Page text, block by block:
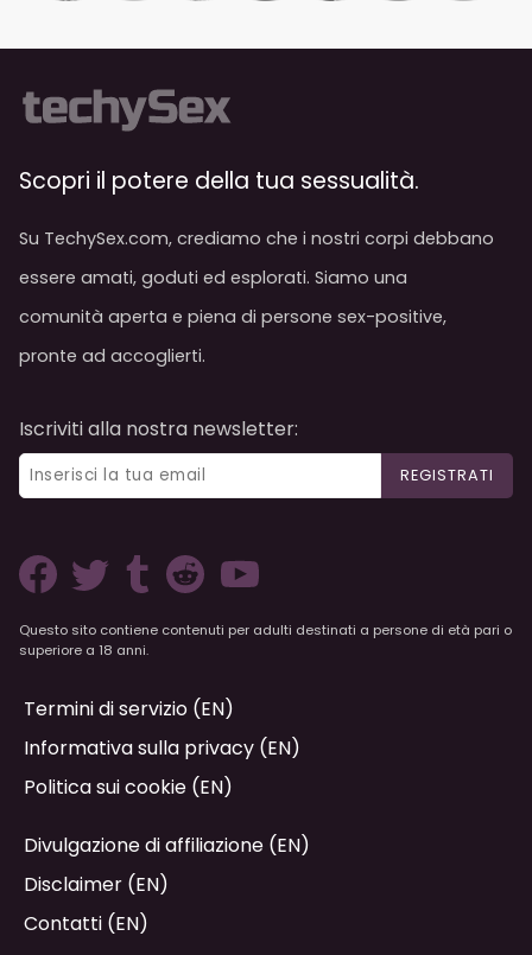
Scopri il potere della tua sessualità.
Su TechySex.com, crediamo che i nostri corpi debbano
essere amati, goduti ed esplorati. Siamo una
comunità aperta e piena di persone sex-positive,
pronte ad accoglierti.
Iscriviti alla nostra newsletter:
REGISTRATI
Questo sito contiene contenuti per adulti destinati a persone di età pari o
superiore a 18 anni.
Termini di servizio (EN)
Informativa sulla privacy (EN)
Politica sui cookie (EN)
Divulgazione di affiliazione (EN)
Disclaimer (EN)
Contatti (EN)